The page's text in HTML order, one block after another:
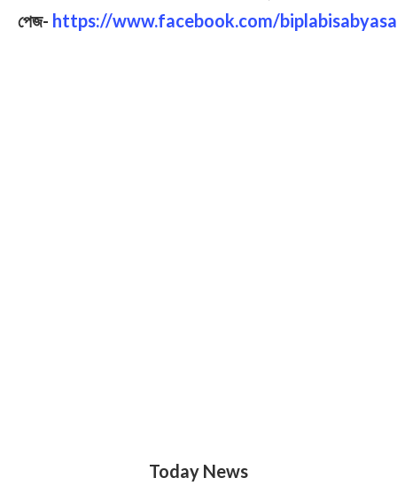
পেজ- https://www.facebook.com/
Today News